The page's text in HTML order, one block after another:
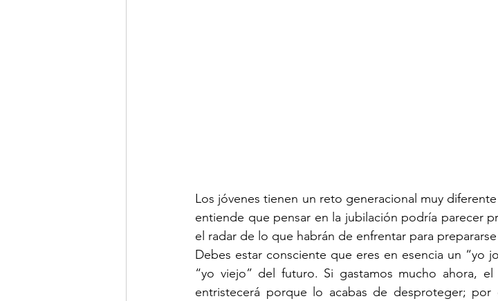
Los jóvenes tienen un reto generacional muy
entiende que pensar en la jubilación podría parecer
el radar de lo que habrán de enfrentar para
Debes estar consciente que eres en esencia un “yo
“yo viejo” del futuro. Si gastamos mucho ahora,
entristecerá porque lo acabas de desproteger;